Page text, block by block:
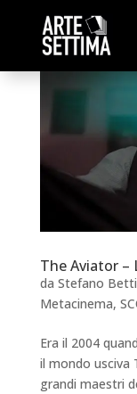
The Aviator –
da Stefano Betti
Metacinema,
Era il 2004
il mondo usciva
grandi maestri